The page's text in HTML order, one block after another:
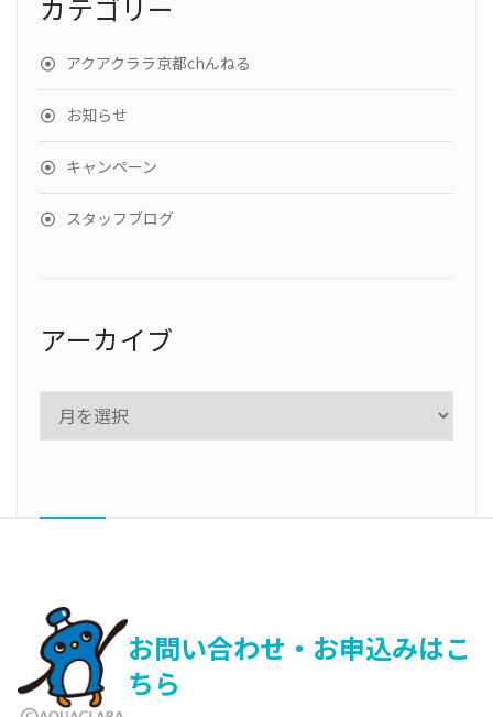
カテゴリー
アクアクララ京都chんねる
お知らせ
キャンペーン
スタッフブログ
アーカイブ
お問い合わせ・お申込みはこ
ちら